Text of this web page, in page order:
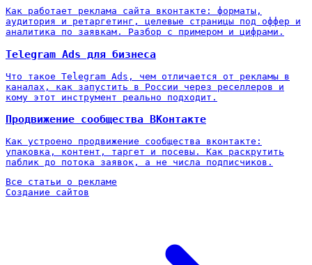
Как работает реклама сайта вконтакте: форматы,
аудитория и ретаргетинг, целевые страницы под оффер и
аналитика по заявкам. Разбор с примером и цифрами.
Telegram Ads для бизнеса
Что такое Telegram Ads, чем отличается от рекламы в
каналах, как запустить в России через реселлеров и
кому этот инструмент реально подходит.
Продвижение сообщества ВКонтакте
Как устроено продвижение сообщества вконтакте:
упаковка, контент, таргет и посевы. Как раскрутить
паблик до потока заявок, а не числа подписчиков.
Все статьи о рекламе
Создание сайтов